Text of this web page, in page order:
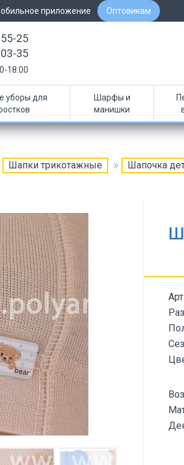
приложение Оптовикам
25
35
18:00
уборы для
Шарфы и
манишки
Шапки трикотажные Шапочка